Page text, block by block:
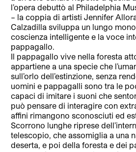
l’opera debuttò al Philadelphia
– la coppia di artisti Jennifer
Calzadilla sviluppa un lungo
coscienza intelligente e la voce
pappagallo.
Il pappagallo vive nella foresta
appartiene a una specie che
sull’orlo dell’estinzione, senza
uomini e pappagalli sono tra le
capaci di imitare i suoni che
può pensare di interagire con
affini rimangono sconosciuti ed
Scorrono lunghe riprese
telescopio, che assomiglia a una
deserta, e poi della foresta e dei